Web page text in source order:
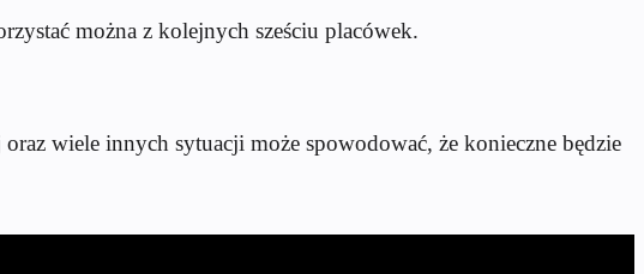
można z kolejnych sześciu placówek.
wiele innych sytuacji może spowodować, że konieczne będzie